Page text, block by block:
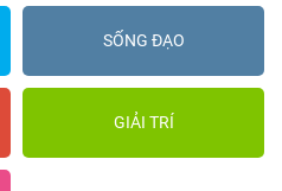
SỐNG ĐẠO
GIẢI TRÍ